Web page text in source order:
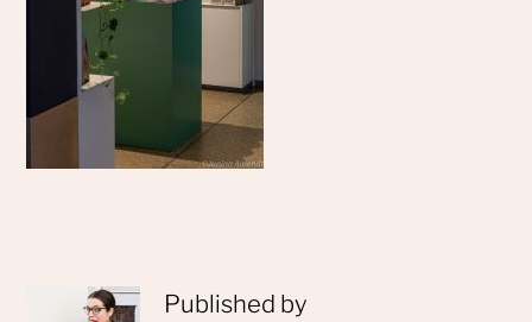
Published by